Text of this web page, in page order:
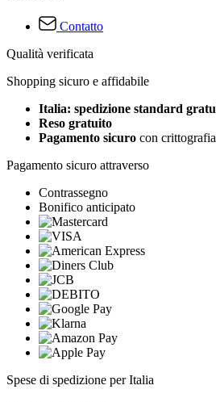
Contatto
Qualità verificata
Shopping sicuro e affidabile
Italia: spedizione standard
Reso gratuito
Pagamento sicuro con
Pagamento sicuro attraverso
Contrassegno
Bonifico anticipato
Spese di spedizione per Italia